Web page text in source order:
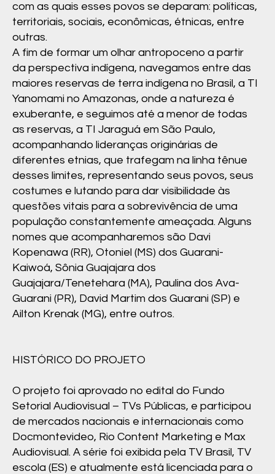
com as quais esses povos se deparam: políticas,
territoriais, sociais, econômicas, étnicas, entre
outras.
A fim de formar um olhar antropoceno a partir
da perspectiva indígena, navegamos entre das
maiores reservas de terra indígena no Brasil, a TI
Yanomami no Amazonas, onde a natureza é
exuberante, e seguimos até a menor de todas
as reservas, a TI Jaraguá em São Paulo,
acompanhando lideranças originárias de
diferentes etnias, que trafegam na linha tênue
desses limites, representando seus povos, seus
costumes e lutando para dar visibilidade às
questões vitais para a sobrevivência de uma
população constantemente ameaçada. Alguns
nomes que acompanharemos são Davi
Kopenawa (RR), Otoniel (MS) dos Guarani-
Kaiwoá, Sônia Guajajara dos
Guajajara/Tenetehara (MA), Paulina dos Ava-
Guarani (PR), David Martim dos Guarani (SP) e
Ailton Krenak (MG), entre outros.
HISTÓRICO DO PROJETO
O projeto foi aprovado no edital do Fundo
Setorial Audiovisual – TVs Públicas, e participou
de mercados nacionais e internacionais como
Docmontevideo, Rio Content Marketing e Max
Audiovisual. A série foi exibida pela TV Brasil, TV
escola (ES) e atualmente está licenciada para o